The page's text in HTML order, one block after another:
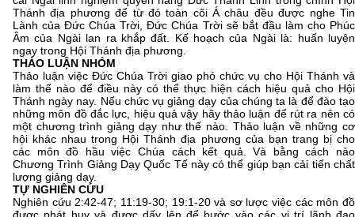
Thánh địa phương để từ đó toàn cõi Á châu đều được nghe Tin
Lành của Đức Chúa Trời, Đức Chúa Trời sẽ bắt đầu làm cho Phúc
Âm của Ngài lan ra khắp đất. Kế hoạch của Ngài là: huấn luyện
ngay trong Hội Thánh địa phương.
THẢO LUẬN NHÓM
Thảo luận việc Đức Chúa Trời giao phó chức vụ cho Hội Thánh và
làm thế nào để điều này có thể thực hiện cách hiệu quả cho Hội
Thánh ngày nay. Nếu chức vụ giảng dạy của chúng ta là để đào tạo
những môn đồ đắc lực, hiệu quả vậy hãy thảo luận để rút ra nên có
một chương trình giảng dạy như thế nào. Thảo luận về những cơ
hội khác nhau trong Hội Thánh địa phương của bạn trang bị cho
các môn đồ hầu việc Chúa cách kết quả. Và bằng cách nào
Chương Trình Giảng Dạy Quốc Tế này có thể giúp bạn cải tiến chất
lượng giảng dạy.
TỰ NGHIÊN CỨU
Nghiên cứu 2:42-47; 11:19-30; 19:1-20 và sơ lược việc các môn đồ